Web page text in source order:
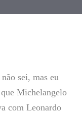
sei, mas eu
Michelangelo
com Leonardo